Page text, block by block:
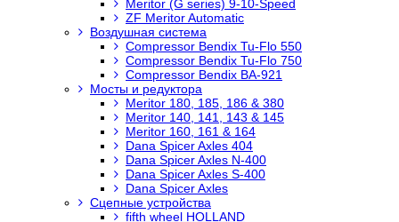
Meritor (G series) 9-10-Speed
ZF Meritor Automatic
Воздушная система
Compressor Bendix Tu-Flo 550
Compressor Bendix Tu-Flo 750
Compressor Bendix BA-921
Мосты и редуктора
Meritor 180, 185, 186 & 380
Meritor 140, 141, 143 & 145
Meritor 160, 161 & 164
Dana Spicer Axles 404
Dana Spicer Axles N-400
Dana Spicer Axles S-400
Dana Spicer Axles
Сцепные устройства
fifth wheel HOLLAND